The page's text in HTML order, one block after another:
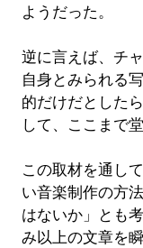
ようだった。
逆に言えば、チ
自身とみられる
的だけだとした
して、ここまで
この取材を通し
い音楽制作の方
はないか」とも
み以上の文章を